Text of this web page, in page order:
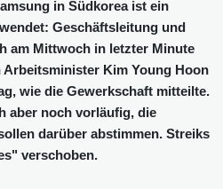
in Südkorea ist ein
Geschäftsleitung und
am Mittwoch in letzter Minute
Kim Young Hoon
wie die Gewerkschaft mitteilte.
aber noch vorläufig, die
darüber abstimmen. Streiks
verschoben.